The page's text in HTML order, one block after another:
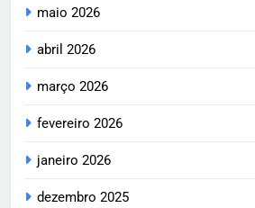
maio 2026
abril 2026
março 2026
fevereiro 2026
janeiro 2026
dezembro 2025